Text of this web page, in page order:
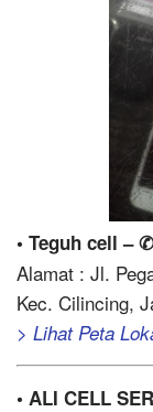
• Teguh cell –
Alamat : Jl.
Kec. Cilincing,
> Lihat Peta
• ALI CELL